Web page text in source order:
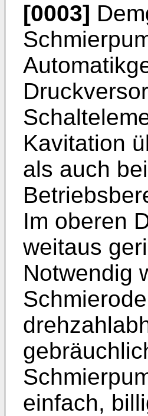
[0003]
Kavitation
als auch
Im oberen
weitaus
Notwendig
einfach,